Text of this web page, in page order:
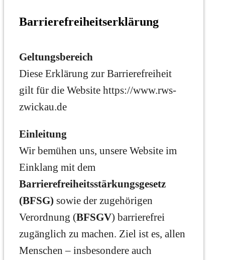
Barrierefreiheitserklärung
Geltungsbereich
Diese Erklärung zur Barrierefreiheit
gilt für die Website https://www.rws-
zwickau.de
Einleitung
Wir bemühen uns, unsere Website im
Einklang mit dem
Barrierefreiheitsstärkungsgesetz
(BFSG) sowie der zugehörigen
Verordnung (BFSGV) barrierefrei
zugänglich zu machen. Ziel ist es, allen
Menschen – insbesondere auch